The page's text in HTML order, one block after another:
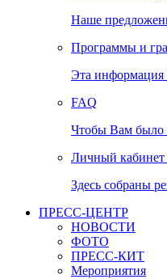
Наше
Программы и
Эта информация
FAQ
Чтобы Вам было
Личный кабинет
Здесь собраны
ПРЕСС-ЦЕНТР
НОВОСТИ
ФОТО
ПРЕСС-КИТ
Мероприятия